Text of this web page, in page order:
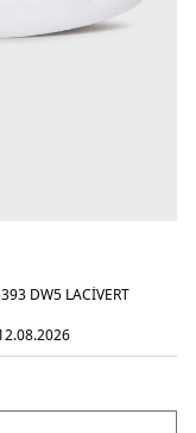
DW5 LACİVERT